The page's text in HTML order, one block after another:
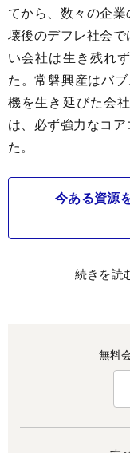
てから、数々の企
壊後のデフレ社会
い会社は生き残れ
た。常磐興産はバ
機を生き延びた会
は、必ず強力なコ
た。
今ある資源
続きを読
無料